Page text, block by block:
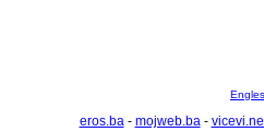
eros.ba- mojweb.ba-